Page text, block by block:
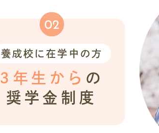
養成校に在学中の方
3年生から の
奨学金制度